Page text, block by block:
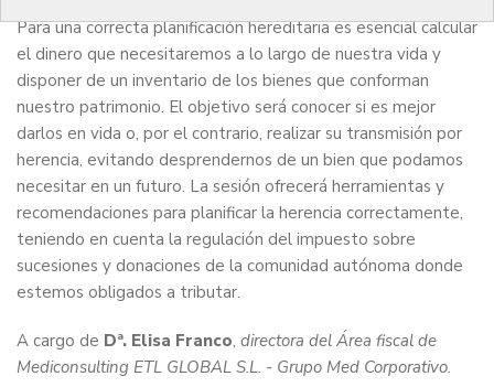
Para una correcta planificación hereditaria es esencial calcular
el dinero que necesitaremos a lo largo de nuestra vida y
disponer de un inventario de los bienes que conforman
nuestro patrimonio. El objetivo será conocer si es mejor
darlos en vida o, por el contrario, realizar su transmisión por
herencia, evitando desprendernos de un bien que podamos
necesitar en un futuro. La sesión ofrecerá herramientas y
recomendaciones para planificar la herencia correctamente,
teniendo en cuenta la regulación del impuesto sobre
sucesiones y donaciones de la comunidad autónoma donde
estemos obligados a tributar.
A cargo de Dª. Elisa Franco, directora del Área fiscal de
Mediconsulting ETL GLOBAL S.L. - Grupo Med Corporativo.